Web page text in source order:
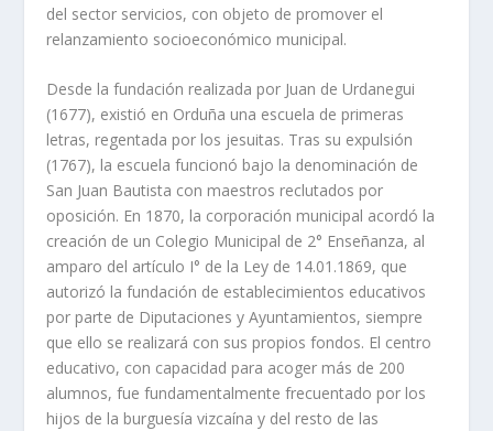
del sector servicios, con objeto de promover el
relanzamiento socioeconómico municipal.
Desde la fundación realizada por Juan de Urdanegui
(1677), existió en Orduña una escuela de primeras
letras, regentada por los jesuitas. Tras su expulsión
(1767), la escuela funcionó bajo la denominación de
San Juan Bautista con maestros reclutados por
oposición. En 1870, la corporación municipal acordó la
creación de un Colegio Municipal de 2° Enseñanza, al
amparo del artículo I° de la Ley de 14.01.1869, que
autorizó la fundación de establecimientos educativos
por parte de Diputaciones y Ayuntamientos, siempre
que ello se realizará con sus propios fondos. El centro
educativo, con capacidad para acoger más de 200
alumnos, fue fundamentalmente frecuentado por los
hijos de la burguesía vizcaína y del resto de las